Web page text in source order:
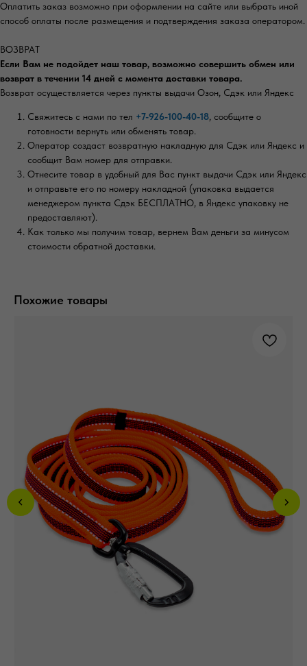
Оплатить заказ возможно при оформлении на сайте или выбрать иной
способ оплаты после размещения и подтверждения заказа оператором.
ВОЗВРАТ
Если Вам не подойдет наш товар, возможно совершить обмен или
возврат в течении 14 дней с момента доставки товара.
Возврат осуществляется через пункты выдачи Озон, Сдэк или Яндекс
Свяжитесь с нами по тел +7-926-100-40-18, сообщите о
готовности вернуть или обменять товар.
Оператор создаст возвратную накладную для Сдэк или Яндекс и
сообщит Вам номер для отправки.
Отнесите товар в удобный для Вас пункт выдачи Сдэк или Яндекс
и отправьте его по номеру накладной (упаковка выдается
менеджером пункта Сдэк БЕСПЛАТНО, в Яндекс упаковку не
предоставляют).
Как только мы получим товар, вернем Вам деньги за минусом
стоимости обратной доставки.
Похожие товары